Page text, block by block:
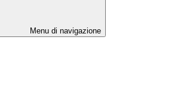
Menu di navigazione